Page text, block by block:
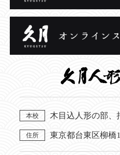
本校 木目込人形の部、
住所 東京都台東区柳橋